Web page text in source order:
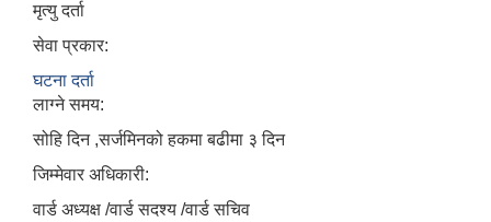
मृत्यु दर्ता
सेवा प्रकार:
घटना दर्ता
लाग्ने समय:
सोहि दिन ,सर्जमिनको हकमा बढीमा ३ दिन
जिम्मेवार अधिकारी:
वार्ड अध्यक्ष /वार्ड सदश्य /वार्ड सचिव